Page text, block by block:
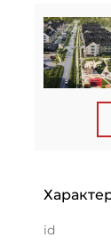
id